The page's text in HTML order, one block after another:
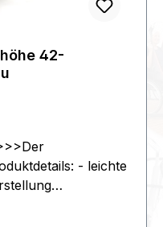
42-
- leichte